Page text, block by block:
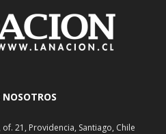
NOSOTROS
21, Providencia, Santiago, Chile